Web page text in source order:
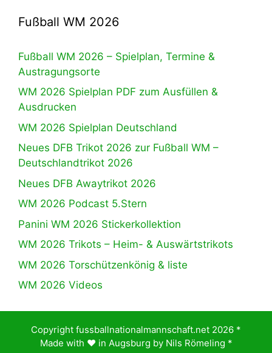
Fußball WM 2026
Fußball WM 2026 – Spielplan, Termine &
Austragungsorte
WM 2026 Spielplan PDF zum Ausfüllen &
Ausdrucken
WM 2026 Spielplan Deutschland
Neues DFB Trikot 2026 zur Fußball WM –
Deutschlandtrikot 2026
Neues DFB Awaytrikot 2026
WM 2026 Podcast 5.Stern
Panini WM 2026 Stickerkollektion
WM 2026 Trikots – Heim- & Auswärtstrikots
WM 2026 Torschützenkönig & liste
WM 2026 Videos
Copyright fussballnationalmannschaft.net 2026 *
Made with ♥️ in Augsburg by Nils Römeling *